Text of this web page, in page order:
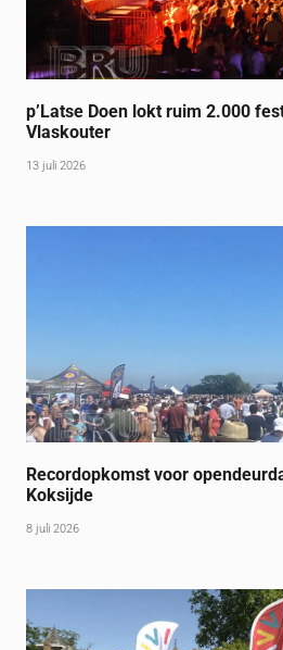
p’Latse Doen lokt ruim 2.000
Vlaskouter
13 juli 2026
Recordopkomst voor
Koksijde
8 juli 2026